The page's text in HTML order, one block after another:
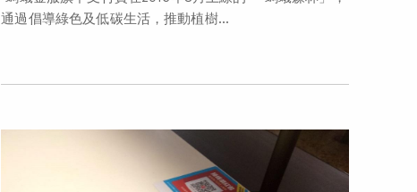
通過倡導綠色及低碳生活，推動植樹...